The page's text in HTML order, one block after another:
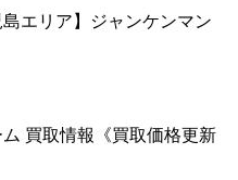
島エリア】ジャンケンマン
ム 買取情報《買取価格更新